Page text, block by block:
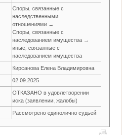
Споры, связанные с
наследственными
отношениями →
Споры, связанные с
наследованием имущества →
иные, связанные с
наследованием имущества
Кирсанова Елена Владимировна
02.09.2025
ОТКАЗАНО в удовлетворении
иска (заявлении, жалобы)
Рассмотрено единолично судьей